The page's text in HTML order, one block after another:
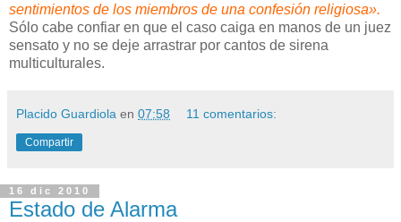
sentimientos de los miembros de una confesión religiosa».
Sólo cabe confiar en que el caso caiga en manos de un juez
sensato y no se deje arrastrar por cantos de sirena
multiculturales.
Placido Guardiola en 07:58 11 comentarios:
Compartir
16 dic 2010
Estado de Alarma